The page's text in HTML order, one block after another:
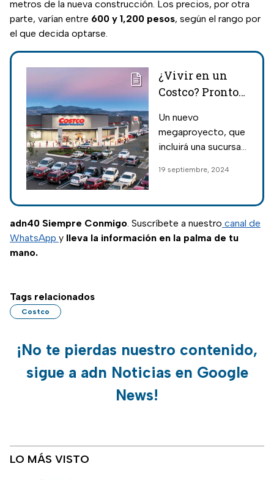
metros de la nueva construcción. Los precios, por otra
parte, varían entre 600 y 1,200 pesos, según el rango por
el que decida optarse.
¿Vivir en un
Costco? Pronto
realidad en una
ciudad de
Un nuevo
megaproyecto, que
incluirá una sucursal
cientos de
residentes, se
desarrollará en
Estados Unidos;
19 septiembre, 2024
adn40 Siempre Conmigo. Suscríbete a nuestro canal de
WhatsApp y lleva la información en la palma de tu
mano.
Tags relacionados
Costco
¡No te pierdas nuestro contenido,
sigue a adn Noticias en Google
News!
LO MÁS VISTO